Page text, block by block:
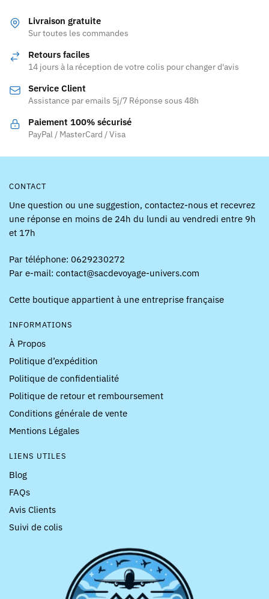
variations.
Les
peuvent
choisies
sur
la
page
être
la
Livraison gratuite
Sur toutes les commandes
Retours faciles
14 jours à la réception de votre colis pour changer d'avis
Service Client
Assistance par emails 5j/7 Réponse sous 48h
Paiement 100% sécurisé
PayPal / MasterCard / Visa
CONTACT
Une question ou une suggestion, contactez-nous et recevrez
une réponse en moins de 24h du lundi au vendredi entre 9h
et 17h
Par téléphone: 0629230272
Par e-mail: contact@sacdevoyage-univers.com
Cette boutique appartient à une entreprise française
INFORMATIONS
À Propos
Politique d’expédition
Politique de confidentialité
Politique de retour et remboursement
Conditions générale de vente
Mentions Légales
LIENS UTILES
Blog
FAQs
Avis Clients
Suivi de colis